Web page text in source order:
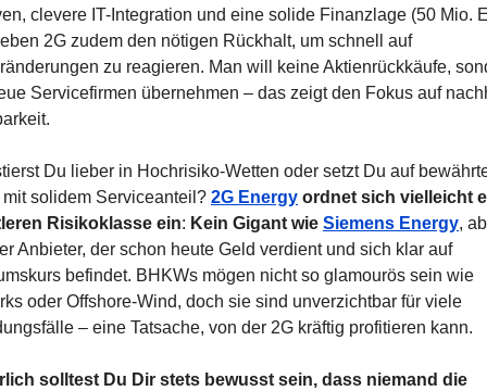
clevere IT-Integration und eine solide Finanzlage (50 Mio.
2G zudem den nötigen Rückhalt, um schnell auf
zu reagieren. Man will keine Aktienrückkäufe,
Servicefirmen übernehmen – das zeigt den Fokus auf
Du lieber in Hochrisiko-Wetten oder setzt Du auf
mit solidem Serviceanteil? 2G Energy ordnet sich vielleicht
Risikoklasse ein: Kein Gigant wie Siemens Energy,
Anbieter, der schon heute Geld verdient und sich klar auf
befindet. BHKWs mögen nicht so glamourös sein wie
oder Offshore-Wind, doch sie sind unverzichtbar für viele
– eine Tatsache, von der 2G kräftig profitieren kann.
solltest Du Dir stets bewusst sein, dass niemand die